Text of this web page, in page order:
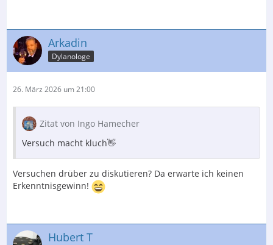
Arkadin
Dylanologe
26. März 2026 um 21:00
Zitat von Ingo Hamecher
Versuch macht kluch👋
Versuchen drüber zu diskutieren? Da erwarte ich keinen
Erkenntnisgewinn!
Hubert T